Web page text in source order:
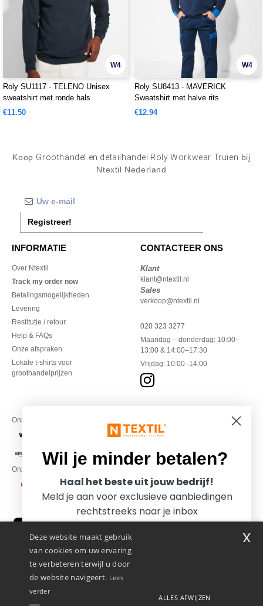
W4
Roly SU1117 - TELENO Unisex
sweatshirt met ronde hals
€11.50
W4
Roly SU8413 - MAVERICK
Sweatshirt met halve rits
€12.94
Koop Groothandel en detailhandel Roly Workwear Truien bij
Ntextil Nederland
Registreer!
INFORMATIE
Over Ntextil
Track my order now
Betalingsmogelijkheden
Levering
Restitutie / retour
Help & FAQs
Onze afspraken
Lokale t-shirts voor
groothandelprijzen
CONTACTEER ONS
Klant
klant@ntextil.nl
Sales
verkoop@ntextil.nl
020 323 3277
Maandag – donderdag: 10:00–
13:00 & 14:00–17:30
Vrijdag: 10:00–14:00
Onze financiële partners
Onze transporteurs
Deze website maakt gebruik
van cookies om uw ervaring
te verbeteren terwijl u door
de website navigeert. Lees
verder
ALLES AFWIJZEN
x
Wil je minder betalen?
Haal het beste uit jouw bedrijf!
Meld je aan voor exclusieve aanbiedingen
rechtstreeks naar je inbox